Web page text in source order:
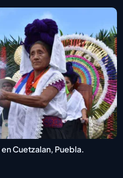
Cuetzalan, Puebla.